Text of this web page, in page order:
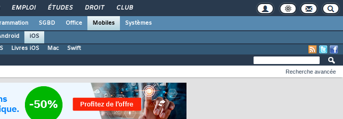
EMPLOI ÉTUDES DROIT CLUB
SGBD Office Mobiles
Systèmes
iOS
Livres iOS Mac Swift
Recherche avancée